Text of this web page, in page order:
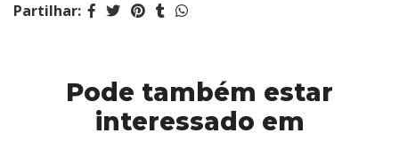
Partilhar:
Pode também estar
interessado em